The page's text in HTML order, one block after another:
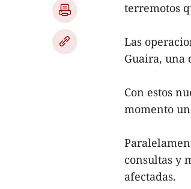
terremotos
Las
Guaira, una
Con estos
momento
consultas y
afectadas.